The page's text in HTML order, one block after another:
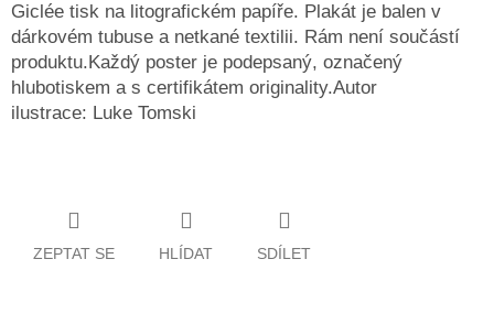
Giclée tisk na litografickém papíře. Plakát je balen v
dárkovém tubuse a netkané textilii. Rám není součástí
produktu.Každý poster je podepsaný, označený
hlubotiskem a s certifikátem originality.Autor
ilustrace: Luke Tomski
ZEPTAT SE HLÍDAT SDÍLET